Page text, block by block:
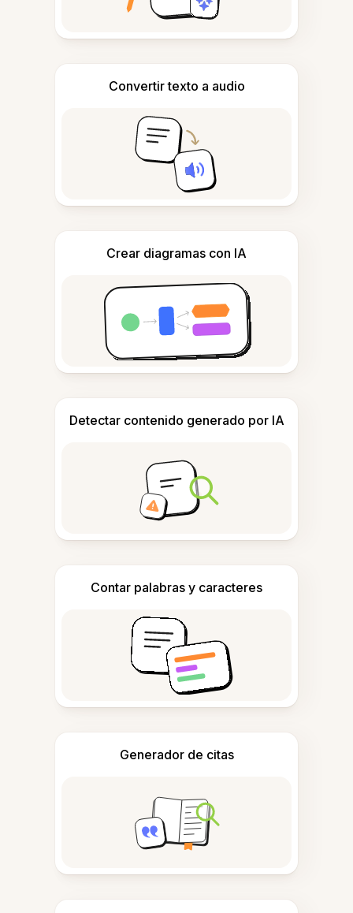
Convertir texto a audio
Crear diagramas con IA
Detectar contenido generado por IA
Contar palabras y caracteres
Generador de citas